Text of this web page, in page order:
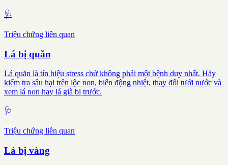
🩺
Triệu chứng liên quan
Lá bị quăn
Lá quăn là tín hiệu stress chứ không phải một bệnh duy nhất. Hãy
kiểm tra sâu hại trên lộc non, biến động nhiệt, thay đổi tưới nước và
xem lá non hay lá già bị trước.
🩺
Triệu chứng liên quan
Lá bị vàng